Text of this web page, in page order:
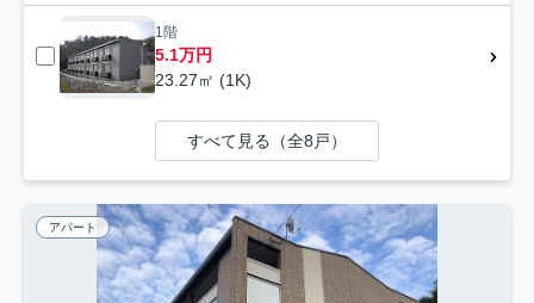
1階
5.1万円
23.27㎡ (1K)
すべて見る（全8戸）
アパート